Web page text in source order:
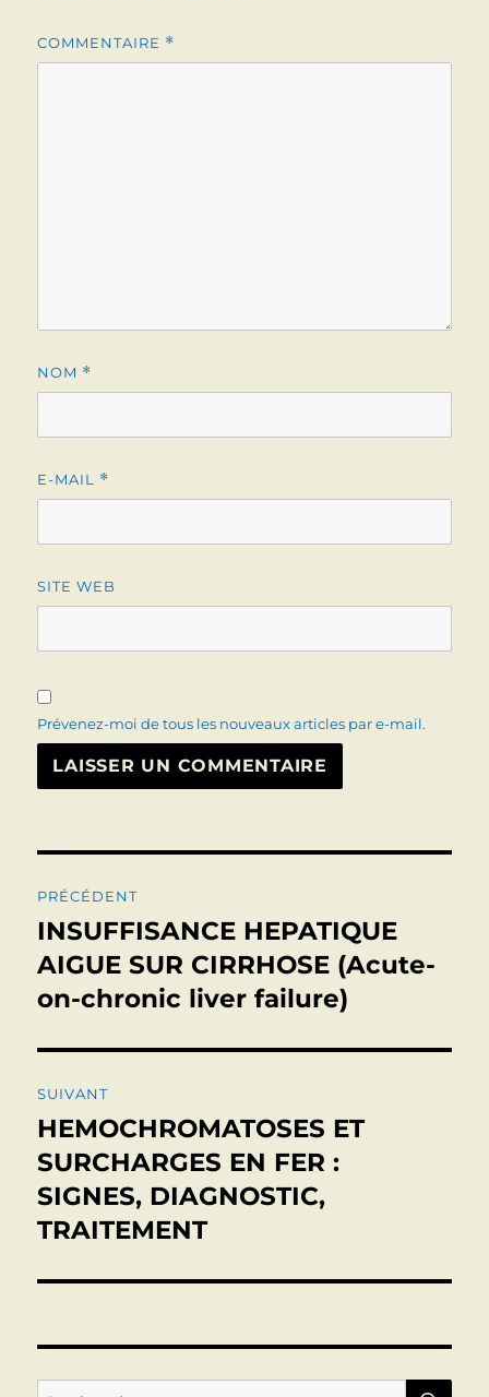
COMMENTAIRE *
NOM *
E-MAIL *
SITE WEB
Prévenez-moi de tous les nouveaux articles par e-mail.
de
l’article
PRÉCÉDENT
Publication
précédente :
INSUFFISANCE HEPATIQUE
AIGUE SUR CIRRHOSE (Acute-
on-chronic liver failure)
SUIVANT
Publication
suivante :
HEMOCHROMATOSES ET
SURCHARGES EN FER :
SIGNES, DIAGNOSTIC,
TRAITEMENT